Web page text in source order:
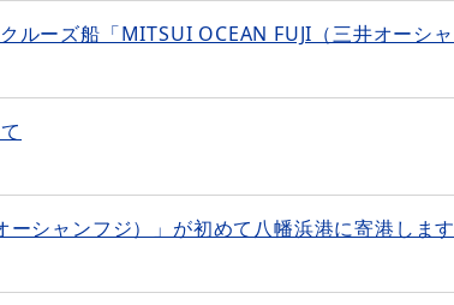
ルーズ船「MITSUI OCEAN FUJI（三井オーシ
ーシャンフジ）」が初めて八幡浜港に寄港しま